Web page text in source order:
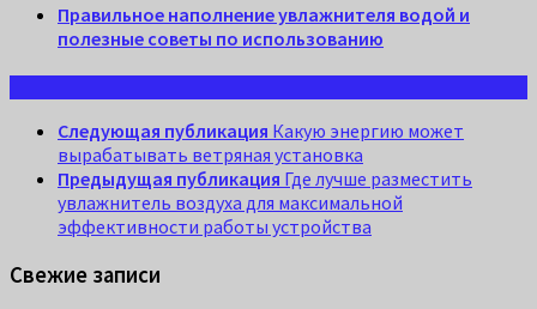
Правильное наполнение увлажнителя водой и
полезные советы по использованию
Следующая публикация Какую энергию может
вырабатывать ветряная установка
Предыдущая публикация Где лучше разместить
увлажнитель воздуха для максимальной
эффективности работы устройства
Свежие записи